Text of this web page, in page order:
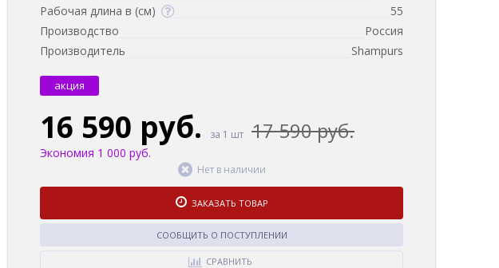
Рабочая длина в (см)
55
Производство
Россия
Производитель
Shampurs
акция
16 590 руб. за 1 шт 17 590 руб.
Экономия 1 000 руб.
Нет в наличии
ЗАКАЗАТЬ ТОВАР
СООБЩИТЬ О ПОСТУПЛЕНИИ
СРАВНИТЬ